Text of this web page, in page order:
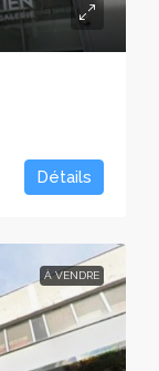
Détails
À VENDRE